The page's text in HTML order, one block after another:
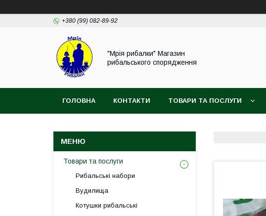
+380 (99) 082-89-92
"Мрія рибалки" Магазин
рибальського спорядження
ГОЛОВНА КОНТАКТИ ТОВАРИ ТА ПОСЛУГИ
Товари та послуги
Рибальські набори
Вудилища
Котушки рибальські